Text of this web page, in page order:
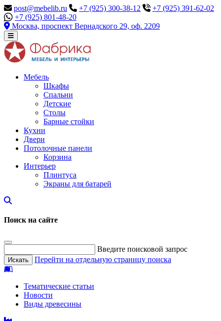
post@mebelib.ru +7 (925) 300-38-12
+7 (925) 391-62-02
+7 (925) 801-48-20
Москва, проспект Вернадского 29, оф. 2209
Мебель
Шкафы
Спальни
Детские
Столы
Барные стойки
Кухни
Двери
Потолочные панели
Корзина
Интерьер
Плинтуса
Экраны для батарей
Поиск на сайте
Введите поисковой запрос
Перейти на отдельную страницу поиска
Тематические статьи
Новости
Виды древесины